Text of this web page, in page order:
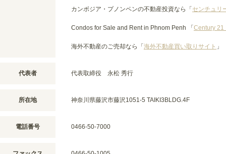
カンボジア・プノンペンの不動産投資なら「センチュリ
Condos for Sale and Rent in Phnom Penh 「Century 21
海外不動産のご売却なら「海外不動産買い取りサイト 」
代表者 代表取締役 永松 秀行
所在地 神奈川県藤沢市藤沢1051-5 TAIKI3BLDG.4F
電話番号 0466-50-7000